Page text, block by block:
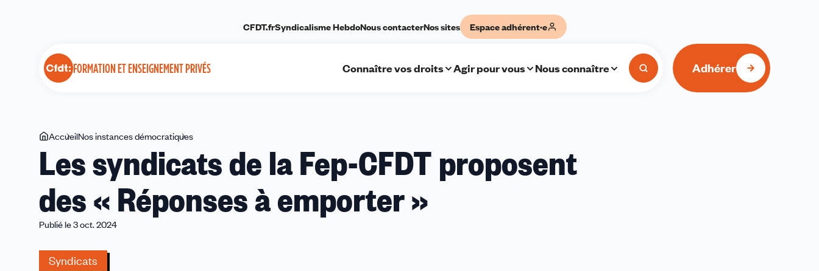
FORMATION ET ENSEIGNEMENT PRIVÉS
CFDT.frSyndicalisme HebdoNous contacterNos sites Espace adhérent·e
Connaître vos droits Agir pour vous Nous connaître Adhérer
Vous
êtes
AccueilNos instances démocratiques
syndicats
de
Fep-
Les syndicats de la Fep-CFDT proposent
des « Réponses à emporter »
Publié le 3 oct. 2024
Syndicats